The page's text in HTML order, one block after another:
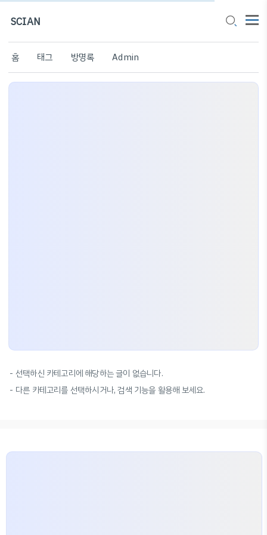
SCIAN
홈 태그 방명록 Admin
선택하신 카테고리에 해당하는 글이 없습니다.
다른 카테고리를 선택하시거나, 검색 기능을 활용해 보세요.